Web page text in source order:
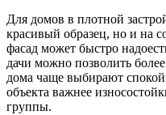
Для домов в плотной
красивый образец, но и на
фасад может быстро
дачи можно позволить
дома чаще выбирают
объекта важнее
группы.